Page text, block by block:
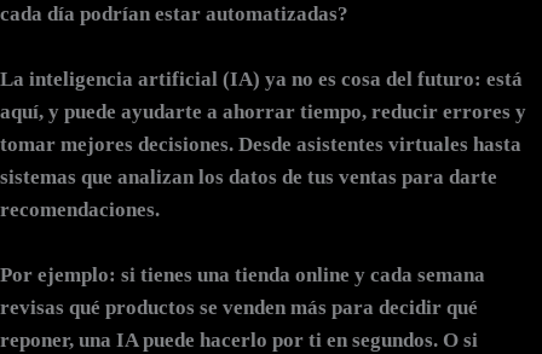
cada día podrían estar automatizadas?
La inteligencia artificial (IA) ya no es cosa del futuro: está
aquí, y puede ayudarte a ahorrar tiempo, reducir errores y
tomar mejores decisiones. Desde asistentes virtuales hasta
sistemas que analizan los datos de tus ventas para darte
recomendaciones.
Por ejemplo: si tienes una tienda online y cada semana
revisas qué productos se venden más para decidir qué
reponer, una IA puede hacerlo por ti en segundos. O si